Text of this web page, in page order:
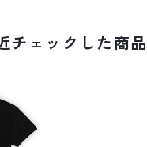
チェックした商品